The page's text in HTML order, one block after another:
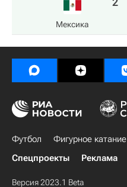
Мексика
Футбол Фигурное катание
Спецпроекты
Реклама
Версия 2023.1 Beta